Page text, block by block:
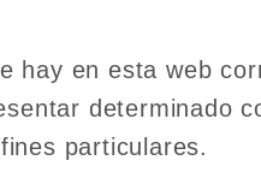
hay en esta web
determinado
particulares.